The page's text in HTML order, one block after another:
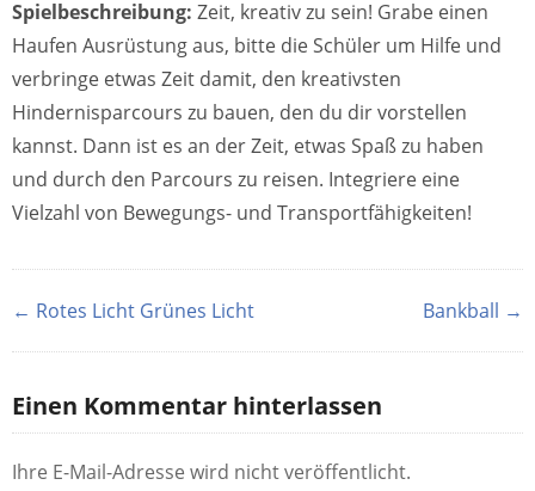
Spielbeschreibung: Zeit, kreativ zu sein! Grabe einen
Haufen Ausrüstung aus, bitte die Schüler um Hilfe und
verbringe etwas Zeit damit, den kreativsten
Hindernisparcours zu bauen, den du dir vorstellen
kannst. Dann ist es an der Zeit, etwas Spaß zu haben
und durch den Parcours zu reisen. Integriere eine
Vielzahl von Bewegungs- und Transportfähigkeiten!
← Rotes Licht Grünes Licht Bankball →
Einen Kommentar hinterlassen
Ihre E-Mail-Adresse wird nicht veröffentlicht.